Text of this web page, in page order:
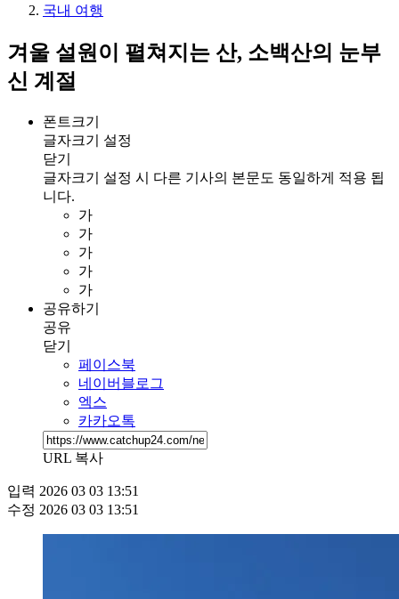
국내 여행
겨울 설원이 펼쳐지는 산, 소백산의 눈부
신 계절
폰트크기
글자크기 설정
닫기
글자크기 설정 시 다른 기사의 본문도 동일하게 적용 됩
니다.
가
가
가
가
가
공유하기
공유
닫기
페이스북
네이버블로그
엑스
카카오톡
URL 복사
입력 2026 03 03 13:51
수정 2026 03 03 13:51